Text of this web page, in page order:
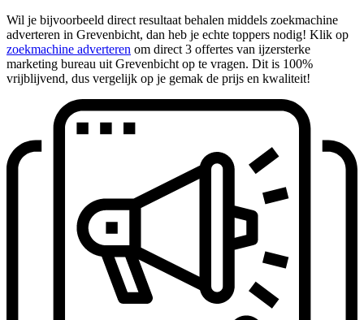
Wil je bijvoorbeeld direct resultaat behalen middels zoekmachine
adverteren in Grevenbicht, dan heb je echte toppers nodig! Klik op
zoekmachine adverteren om direct 3 offertes van ijzersterke
marketing bureau uit Grevenbicht op te vragen. Dit is 100%
vrijblijvend, dus vergelijk op je gemak de prijs en kwaliteit!